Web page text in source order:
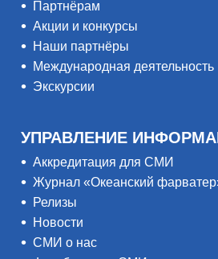
Партнёрам
Акции и конкурсы
Наши партнёры
Международная деятельность
Экскурсии
УПРАВЛЕНИЕ
Аккредитация для СМИ
Журнал «Океанский
Релизы
Новости
СМИ о нас